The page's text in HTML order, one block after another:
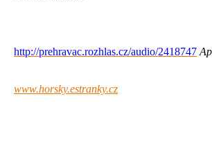
http://prehravac.rozhlas.cz/audio/2418747
www.horsky.estranky.cz